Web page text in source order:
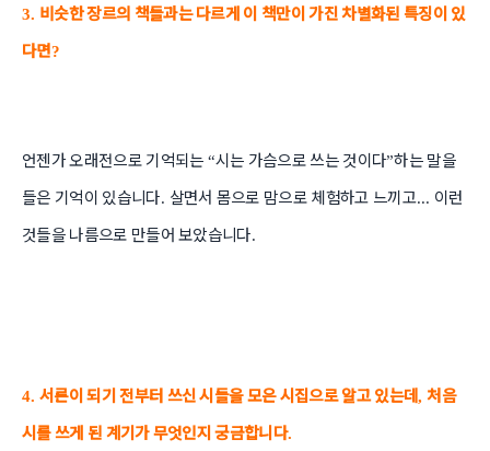
3. 비슷한 장르의 책들과는 다르게 이 책만이 가진 차별화된 특징이 있
다면?
언젠가 오래전으로 기억되는 “시는 가슴으로 쓰는 것이다”하는 말을
들은 기억이 있습니다. 살면서 몸으로 맘으로 체험하고 느끼고... 이런
것들을 나름으로 만들어 보았습니다.
4. 서른이 되기 전부터 쓰신 시들을 모은 시집으로 알고 있는데,처음
시를 쓰게 된 계기가 무엇인지 궁금합니다.